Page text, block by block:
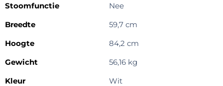
Stoomfunctie
Nee
Breedte
59,7 cm
Hoogte
84,2 cm
Gewicht
56,16 kg
Kleur
Wit